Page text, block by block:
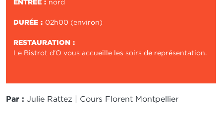
ENTRÉE nord
DURÉE 02h00 (environ)
RESTAURATION
Le Bistrot d'O vous accueille les soirs de représentation.
Par : Julie Rattez | Cours Florent Montpellier